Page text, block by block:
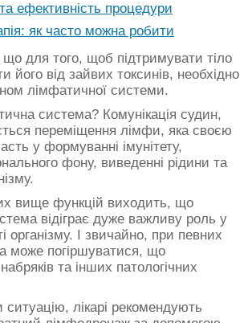
ефективність процедури
як часто можна робити
для того, щоб підтримувати тіло
його від зайвих токсинів, необхідно
лімфатичної системи.
система? Комунікація судин,
переміщення лімфи, яка своєю
у формуванні імунітету,
фону, виведенні рідини та
вище функцій виходить, що
відіграє дуже важливу роль у
організму. І звичайно, при певних
може погіршуватися, що
та інших патологічних
лікарі рекомендують